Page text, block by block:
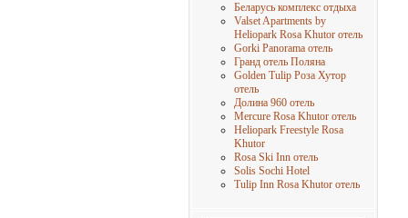
Беларусь комплекс отдыха
Valset Apartments by
Heliopark Rosa Khutor отель
Gorki Panorama отель
Гранд отель Поляна
Golden Tulip Роза Хутор
отель
Долина 960 отель
Mercure Rosa Khutor отель
Heliopark Freestyle Rosa
Khutor
Rosa Ski Inn отель
Solis Sochi Hotel
Tulip Inn Rosa Khutor отель